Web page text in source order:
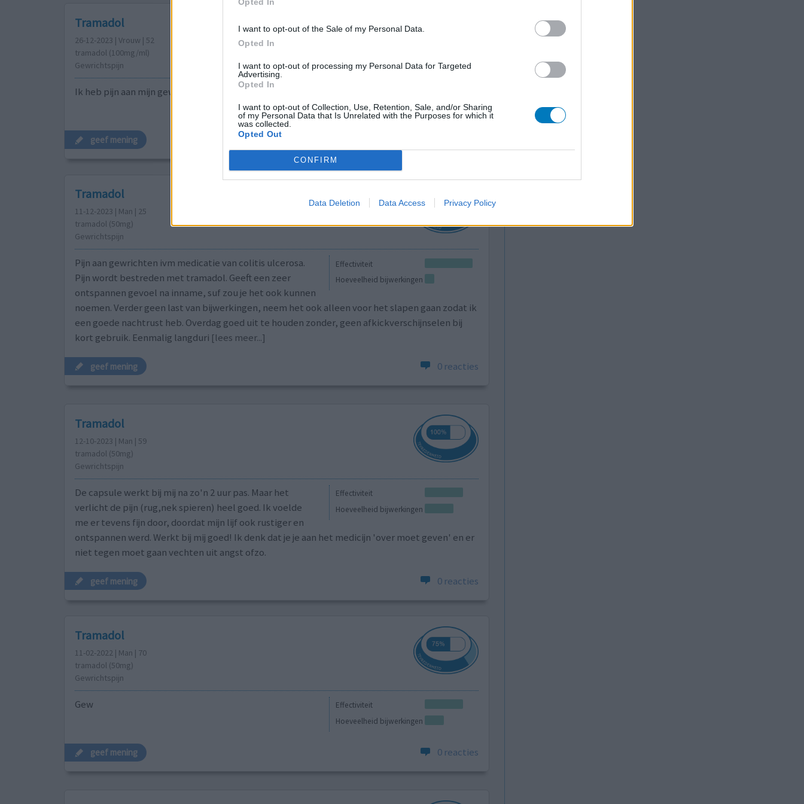
I want to opt-out of the Sale of my Personal Data.
Opted In
I want to opt-out of processing my Personal Data for Targeted
Advertising.
Opted In
I want to opt-out of Collection, Use, Retention, Sale, and/or Sharing
of my Personal Data that Is Unrelated with the Purposes for which it
was collected.
Opted Out
CONFIRM
Data Deletion Data Access Privacy Policy
Tramadol
26-12-2023 | Vrouw | 52
tramadol (100mg/ml)
Gewrichtspijn
Hoeveelheid bijwerkingen
Ik heb pijn aan mijn gewrichten zoals mijn benen mijn rug
geef mening
Tramadol
11-12-2023 | Man | 25
tramadol (50mg)
Gewrichtspijn
Effectiviteit
Hoeveelheid bijwerkingen
Pijn aan gewrichten ivm medicatie van colitis ulcerosa.
Pijn wordt bestreden met tramadol. Geeft een zeer
ontspannen gevoel na inname, suf zou je het ook kunnen
noemen. Verder geen last van bijwerkingen, neem het ook alleen voor het slapen gaan zodat ik
een goede nachtrust heb. Overdag goed uit te houden zonder, geen afkickverschijnselen bij
kort gebruik. Eenmalig langduri [lees meer...]
geef mening 0 reacties
Tramadol
12-10-2023 | Man | 59
tramadol (50mg)
Gewrichtspijn
Effectiviteit
Hoeveelheid bijwerkingen
De capsule werkt bij mij na zo'n 2 uur pas. Maar het
verlicht de pijn (rug,nek spieren) heel goed. Ik voelde
me er tevens fijn door, doordat mijn lijf ook rustiger en
ontspannen werd. Werkt bij mij goed! Ik denk dat je je aan het medicijn 'over moet geven' en er
niet tegen moet gaan vechten uit angst ofzo.
geef mening 0 reacties
Tramadol
11-02-2022 | Man | 70
tramadol (50mg)
Gewrichtspijn
Effectiviteit
Hoeveelheid bijwerkingen
Gew
geef mening 0 reacties